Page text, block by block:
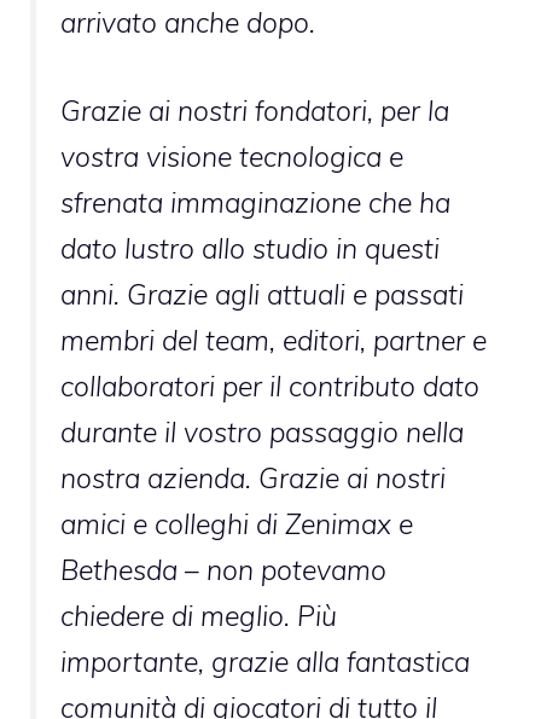
arrivato anche dopo.
Grazie ai nostri fondatori, per la
vostra visione tecnologica e
sfrenata immaginazione che ha
dato lustro allo studio in questi
anni. Grazie agli attuali e passati
membri del team, editori, partner e
collaboratori per il contributo dato
durante il vostro passaggio nella
nostra azienda. Grazie ai nostri
amici e colleghi di Zenimax e
Bethesda – non potevamo
chiedere di meglio. Più
importante, grazie alla fantastica
comunità di giocatori di tutto il